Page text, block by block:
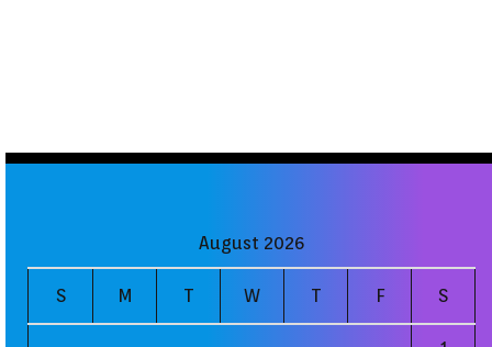
August 2026
S M T W T F S